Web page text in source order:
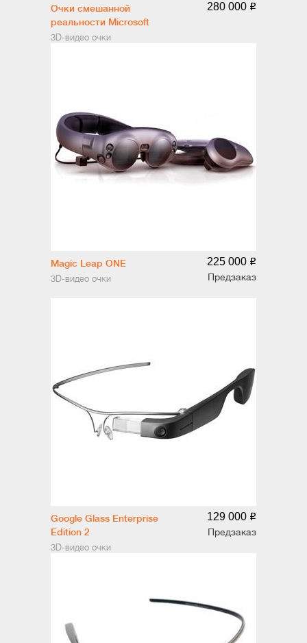
Очки смешанной
реальности Microsoft
Hololens 2
3D-видео очки
280 000 o
Magic Leap ONE
3D-видео очки
225 000 o
Предзаказ
Google Glass Enterprise
Edition 2
3D-видео очки
129 000 o
Предзаказ